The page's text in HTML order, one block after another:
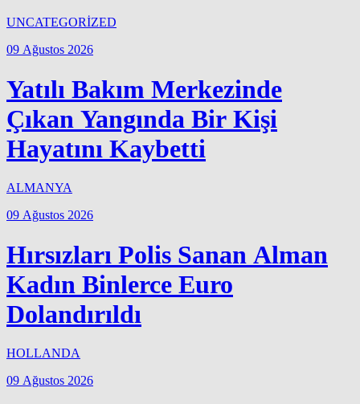
UNCATEGORİZED
09 Ağustos 2026
Yatılı Bakım Merkezinde
Çıkan Yangında Bir Kişi
Hayatını Kaybetti
ALMANYA
09 Ağustos 2026
Hırsızları Polis Sanan Alman
Kadın Binlerce Euro
Dolandırıldı
HOLLANDA
09 Ağustos 2026